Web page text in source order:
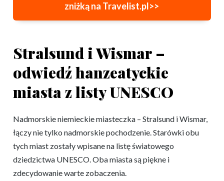
zniżką na Travelist.pl>>
Stralsund i Wismar –
odwiedź hanzeatyckie
miasta z listy UNESCO
Nadmorskie niemieckie miasteczka – Stralsund i Wismar,
łączy nie tylko nadmorskie pochodzenie. Starówki obu
tych miast zostały wpisane na listę światowego
dziedzictwa UNESCO. Oba miasta są piękne i
zdecydowanie warte zobaczenia.